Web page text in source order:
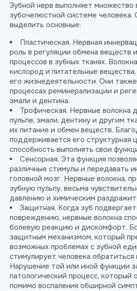
Зубной нерв выполняет множество
зубочелюстной системе
выделить основные:
Пластическая. Нервная
роль в регуляции обмена веществ
процессов в зубных тканях.
кислород и питательные
его жизнедеятельности. Они
процессах реминерализации и
эмали и дентина.
Трофическая. Нервные волокна
пульпе, эмали, дентину и другим
их питание и обмен веществ.
поддерживается его структурная
способность выполнять свои
Сенсорная. Эта функция
различные стимулы и передавать
головной мозг. Нервные волокна,
зубную пульпу, весьма
давлению и химическим
Защитная. Когда зуб
повреждению, нервные волокна
болевую реакцию и дискомфорт.
защитным механизмом, который
возможных проблемах с зубной
стимулирует человека обратиться
Нарушение той или иной функции
патологический процесс, который
помимо воспаления обширной